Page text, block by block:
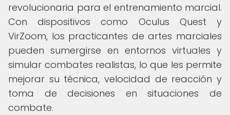
revolucionaria para el entrenamiento marcial.
Con dispositivos como Oculus Quest y
VirZoom, los practicantes de artes marciales
pueden sumergirse en entornos virtuales y
simular combates realistas, lo que les permite
mejorar su técnica, velocidad de reacción y
toma de decisiones en situaciones de
combate.